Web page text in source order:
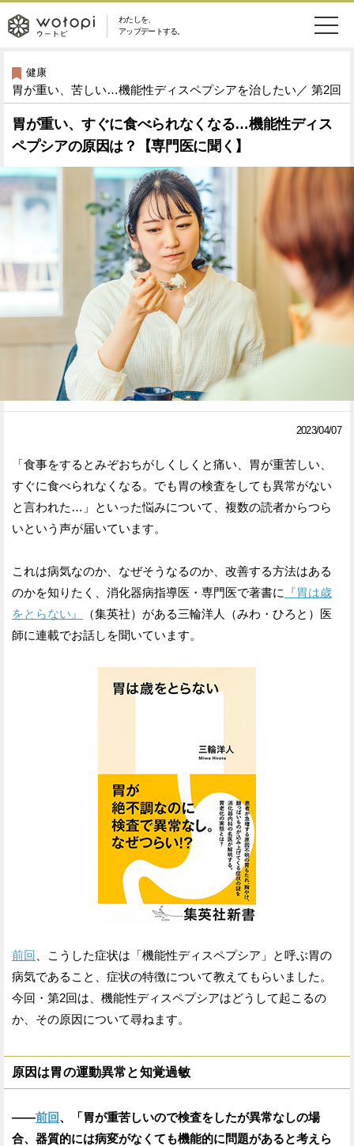
わたしを、
アップデートする。
wotopi
-
ウ
ー
ト
ピ
メ
ニ
ュ
美容・コスメ 妊娠・出産
健康 ワークスタイル
ライフスタイル ファッション
ソーシャル SDGs
アイテム
検
ウートピとは？
Facebook
ェ
ア
す
ア
健康
胃が重い、苦しい…機能性ディスペプシアを治したい／ 第2回
胃が重い、すぐに食べられなくなる…機能性ディス
ペプシアの原因は？【専門医に聞く】
2023/04/07
「食事をするとみぞおちがしくしくと痛い、胃が重苦しい、
すぐに食べられなくなる。でも胃の検査をしても異常がない
と言われた…」といった悩みについて、複数の読者からつら
いという声が届いています。
これは病気なのか、なぜそうなるのか、改善する方法はある
のかを知りたく、消化器病指導医・専門医で著書に
『胃は歳
をとらない』
（集英社）がある三輪洋人（みわ・ひろと）医
師に連載でお話しを聞いています。
前回
、こうした症状は「機能性ディスペプシア」と呼ぶ胃の
病気であること、症状の特徴について教えてもらいました。
今回・第2回は、機能性ディスペプシアはどうして起こるの
か、その原因について尋ねます。
原因は胃の運動異常と知覚過敏
——前回、「胃が重苦しいので検査をしたが異常なしの場
合、器質的には病変がなくても機能的に問題があると考えら